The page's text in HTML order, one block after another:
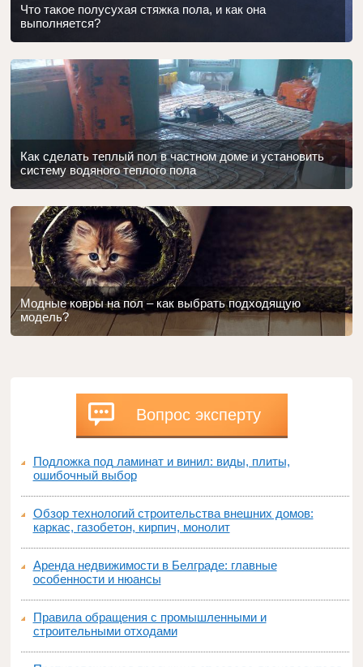
Что такое полусухая стяжка пола, и как она
выполняется?
Как сделать теплый пол в частном доме и установить
систему водяного теплого пола
Модные ковры на пол – как выбрать подходящую
модель?
Вопрос эксперту
Подложка под ламинат и винил: виды, плиты,
ошибочный выбор
Обзор технологий строительства внешних домов:
каркас, газобетон, кирпич, монолит
Аренда недвижимости в Белграде: главные
особенности и нюансы
Правила обращения с промышленными и
строительными отходами